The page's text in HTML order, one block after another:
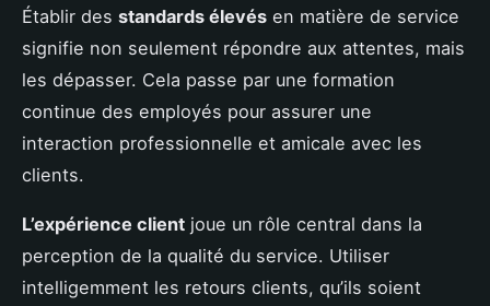
Établir des standards élevés en matière de service
signifie non seulement répondre aux attentes, mais
les dépasser. Cela passe par une formation
continue des employés pour assurer une
interaction professionnelle et amicale avec les
clients.
L’expérience client joue un rôle central dans la
perception de la qualité du service. Utiliser
intelligemment les retours clients, qu’ils soient